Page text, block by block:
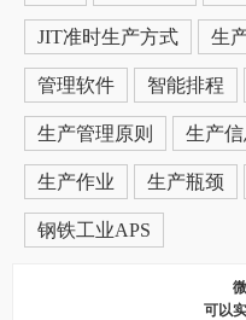
JIT准时生产方式 生
管理软件 智能排程
生产管理原则 生产信
生产作业 生产瓶颈
钢铁工业APS
可以